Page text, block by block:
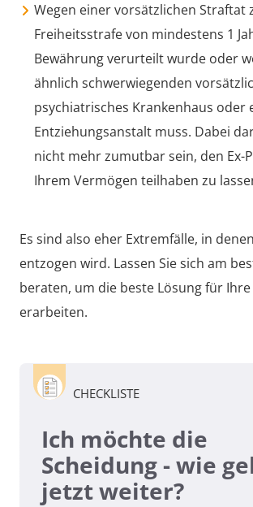
Wegen einer vorsätzlichen Straftat
Freiheitsstrafe von mindestens 1
Bewährung verurteilt wurde oder
ähnlich schwerwiegenden
psychiatrisches Krankenhaus oder
Entziehungsanstalt muss. Dabei
nicht mehr zumutbar sein, den Ex-
Ihrem Vermögen teilhaben zu
Es sind also eher Extremfälle, in
entzogen wird. Lassen Sie sich am
beraten, um die beste Lösung für
erarbeiten.
CHECKLISTE
Ich möchte die
Scheidung - wie
jetzt weiter?